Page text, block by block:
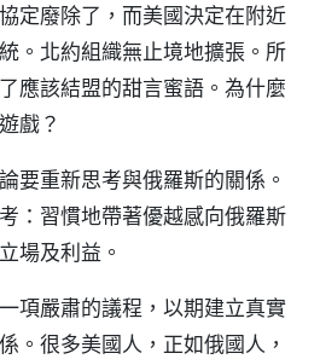
定廢除了，而美國決定在附近
。北約組織無止境地擴張。所
應該結盟的甜言蜜語。為什麼
戲？
要重新思考與俄羅斯的關係。
：習慣地帶著優越感向俄羅斯
場及利益。
項嚴肅的議程，以期建立真實
。很多美國人，正如俄國人，